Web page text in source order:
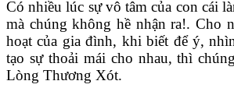
Có nhiều lúc sự vô tâm của con cái
mà chúng không hề nhận ra!. Cho
hoạt của gia đình, khi biết để ý,
tạo sự thoải mái cho nhau, thì
Lòng Thương Xót.